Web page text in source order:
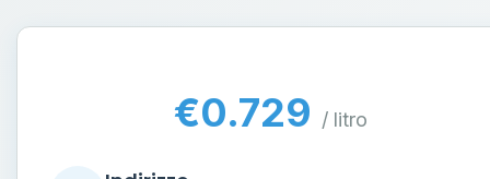
€0.729 / litro